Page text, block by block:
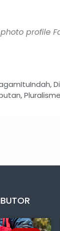
photo profile
,
,Pluralisme